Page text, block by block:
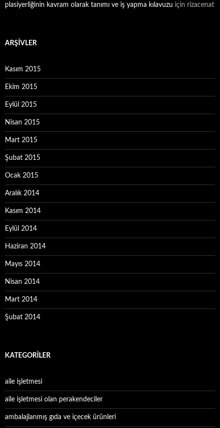
plasiyerliğinin kavram olarak tanımı ve iş yapma kılavuzu için rizacenat
ARŞIVLER
Kasım 2015
Ekim 2015
Eylül 2015
Nisan 2015
Mart 2015
Şubat 2015
Ocak 2015
Aralık 2014
Kasım 2014
Eylül 2014
Haziran 2014
Mayıs 2014
Nisan 2014
Mart 2014
Şubat 2014
KATEGORILER
aile işletmesi
aile işletmesi olan perakendeciler
ambalajlanmış gıda ve içecek ürünleri